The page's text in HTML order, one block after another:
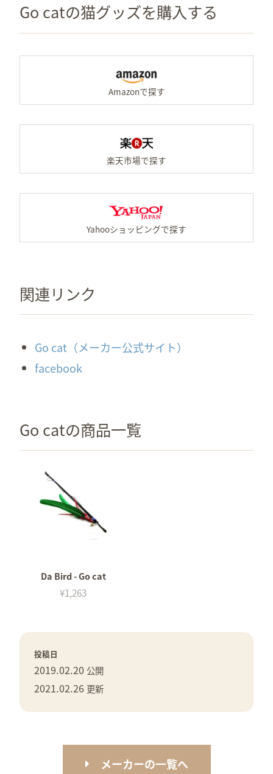
Go catの猫グッズを購入する
関連リンク
Go cat（メーカー公式サイト）
facebook
Go catの商品一覧
Da Bird - Go cat
¥1,263
投稿日
2019.02.20 公開
2021.02.26 更新
メーカーの一覧へ